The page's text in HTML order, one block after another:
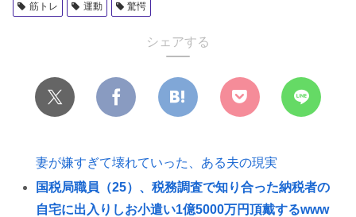
筋トレ
運動 驚愕
シェアする
妻が嫌すぎて壊れていった、ある夫の現実
国税局職員（25）、税務調査で知り合った納税者の
自宅に出入りしお小遣い1億5000万円頂戴するwww